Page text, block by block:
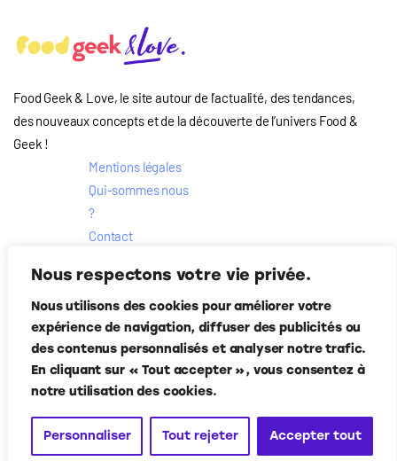
Nous respectons votre vie privée.
Nous utilisons des cookies pour améliorer votre
expérience de navigation, diffuser des publicités ou
des contenus personnalisés et analyser notre trafic.
En cliquant sur « Tout accepter », vous consentez à
notre utilisation des cookies.
Personnaliser Tout rejeter Accepter tout
Food Geek & Love, le site autour de l’actualité, des tendances,
des nouveaux concepts et de la découverte de l’univers Food&
Geek !
Mentions légales
Qui-sommes nous
?
Contact
Food Geek & Love© Corner Media 2024. Tous droits réservés.